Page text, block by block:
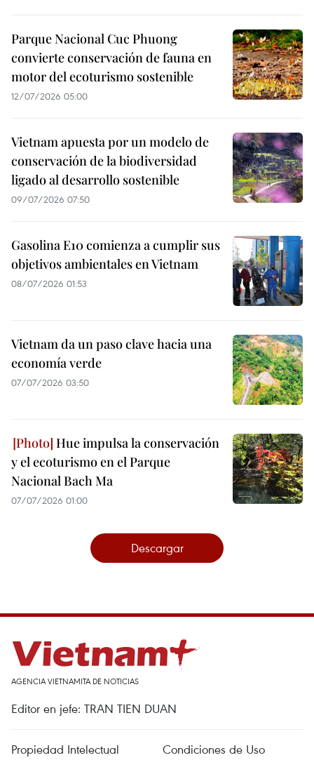
Parque Nacional Cuc Phuong
convierte conservación de fauna en
motor del ecoturismo sostenible
12/07/2026 05:00
Vietnam apuesta por un modelo de
conservación de la biodiversidad
ligado al desarrollo sostenible
09/07/2026 07:50
Gasolina E10 comienza a cumplir sus
objetivos ambientales en Vietnam
08/07/2026 01:53
Vietnam da un paso clave hacia una
economía verde
07/07/2026 03:50
Hue impulsa la conservación
y el ecoturismo en el Parque
Nacional Bach Ma
07/07/2026 01:00
Descargar
AGENCIA VIETNAMITA DE NOTICIAS
Editor en jefe: TRAN TIEN DUAN
Propiedad Intelectual Condiciones de Uso